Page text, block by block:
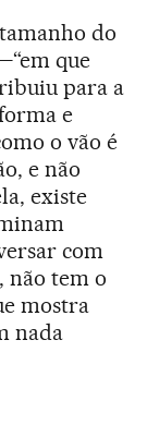
do
que
para a
e
o vão é
e não
existe
com
não tem o
mostra
nada